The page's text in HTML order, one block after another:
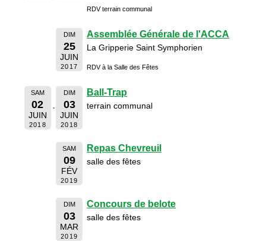
RDV terrain communal
DIM
25
JUIN
2017
Assemblée Générale de l'ACCA
La Gripperie Saint Symphorien
RDV à la Salle des Fêtes
SAM
02
JUIN
2018
DIM
03
JUIN
2018
Ball-Trap
terrain communal
SAM
09
FÉV
2019
Repas Chevreuil
salle des fêtes
DIM
03
MAR
2019
Concours de belote
salle des fêtes